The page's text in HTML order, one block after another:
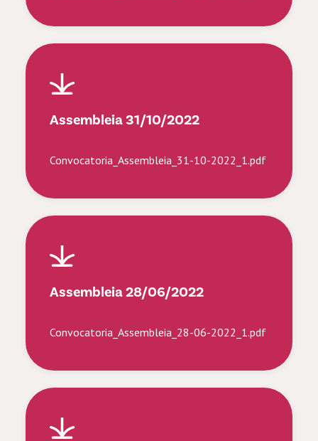
Assembleia 31/10/2022
Convocatoria_Assembleia_31-10-2022_1.pdf
Assembleia 28/06/2022
Convocatoria_Assembleia_28-06-2022_1.pdf